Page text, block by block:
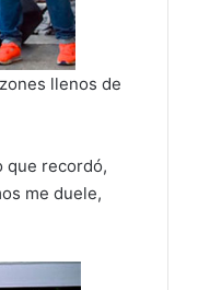
llenos de
que recordó,
me duele,